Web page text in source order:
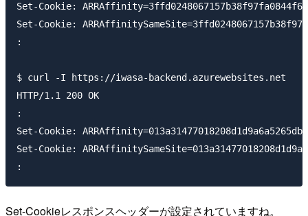
Set-Cookie:
Set-Cookie:
:
$ curl -I https://iwasa-backend.azurewebsites.net
HTTP/1.1 200 OK
:
Set-Cookie:
Set-Cookie:
Set-Cookieレスポンスヘッダーが設定されていますね。